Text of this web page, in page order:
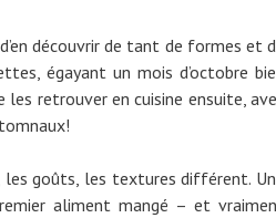
découvrir de tant de formes et
égayant un mois d’octobre
retrouver en cuisine ensuite,
goûts, les textures différent.
aliment mangé – et